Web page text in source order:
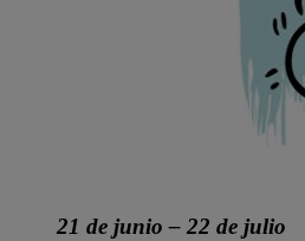
21 de junio – 22 de julio